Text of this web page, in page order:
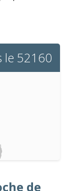
le 52160
de